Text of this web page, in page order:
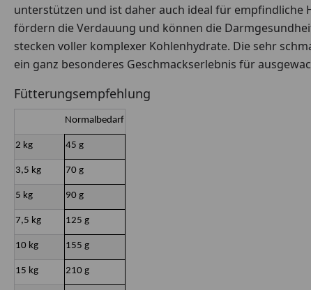
unterstützen und ist daher auch ideal für
fördern die Verdauung und können die
stecken voller komplexer Kohlenhydrate. Die sehr
ein ganz besonderes Geschmackserlebnis für
Fütterungsempfehlung
Normalbedarf
2 kg 45 g
3,5 kg 70 g
5 kg 90 g
7,5 kg 125 g
10 kg 155 g
15 kg 210 g